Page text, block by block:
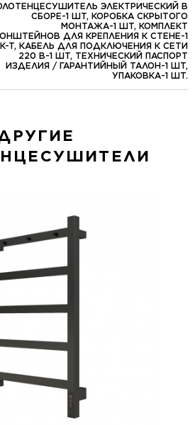
ЭЛЕКТРИЧЕСКИЙ В
СБОРЕ-1 ШТ, КОРОБКА СКРЫТОГО
МОНТАЖА-1 ШТ, КОМПЛЕКТ
ДЛЯ КРЕПЛЕНИЯ К СТЕНЕ-1
К-Т, КАБЕЛЬ ДЛЯ ПОДКЛЮЧЕНИЯ К СЕТИ
220 В-1 ШТ, ТЕХНИЧЕСКИЙ ПАСПОРТ
ИЗДЕЛИЯ / ГАРАНТИЙНЫЙ ТАЛОН-1 ШТ,
УПАКОВКА-1 ШТ.